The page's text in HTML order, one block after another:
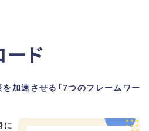
ード
加速させる「7つのフレームワー
に